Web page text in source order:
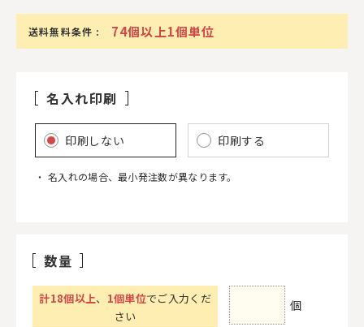
送料無料条件 : 74個以上1個単位
名入れ印刷
印刷しない 印刷する
名入れの場合、最小発注数が異なります。
数量
計18個以上、 1個単位でご入力くだ
さい
個